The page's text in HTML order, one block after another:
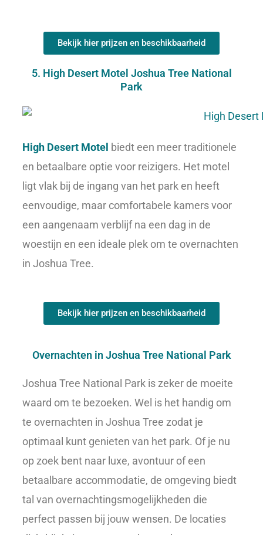
Bekijk hier prijzen en beschikbaarheid
5. High Desert Motel Joshua Tree National
Park
High Desert Motel biedt een meer traditionele
en betaalbare optie voor reizigers. Het motel
ligt vlak bij de ingang van het park en heeft
eenvoudige, maar comfortabele kamers voor
een aangenaam verblijf na een dag in de
woestijn en een ideale plek om te overnachten
in Joshua Tree.
Bekijk hier prijzen en beschikbaarheid
Overnachten in Joshua Tree National Park
Joshua Tree National Park is zeker de moeite
waard om te bezoeken. Wel is het handig om
te overnachten in Joshua Tree zodat je
optimaal kunt genieten van het park. Of je nu
op zoek bent naar luxe, avontuur of een
betaalbare accommodatie, de omgeving biedt
tal van overnachtingsmogelijkheden die
perfect passen bij jouw wensen. De locaties